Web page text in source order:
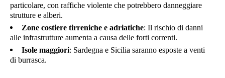
particolare, con raffiche violente che potrebbero danneggiare
strutture e alberi.
Zone costiere tirreniche e adriatiche: Il rischio di danni
alle infrastrutture aumenta a causa delle forti correnti.
Isole maggiori: Sardegna e Sicilia saranno esposte a venti
di burrasca.